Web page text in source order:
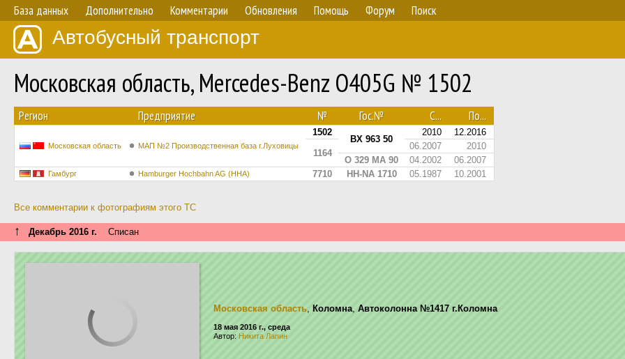
База данных Дополнительно Комментарии Обновления Помощь Форум Поиск
Автобусный транспорт
Московская область, Mercedes-Benz O405G № 1502
Регион Предприятие № Гос.№ С... По...
Московская область МАП №2 Производственная база г.Луховицы
1502
ВХ 963 50
2010
12.2016
1164
06.2007
2010
О 329 МА 90
04.2002 06.2007
Гамбург Hamburger Hochbahn AG (HHA) 7710 HH-NA 1710 05.1987 10.2001
Все комментарии к фотографиям этого ТС
↑ Декабрь 2016 г. Списан
Московская область, Коломна, Автоколонна №1417 г.Коломна
18 мая 2016 г., среда
Автор: Никита Лапин